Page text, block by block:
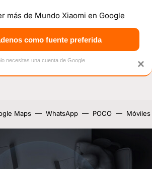
TUTORIALES OFERTAS
Maps WhatsApp POCO Móviles
×
más de Mundo Xiaomi en Google
como fuente preferida
necesitas una cuenta de Google